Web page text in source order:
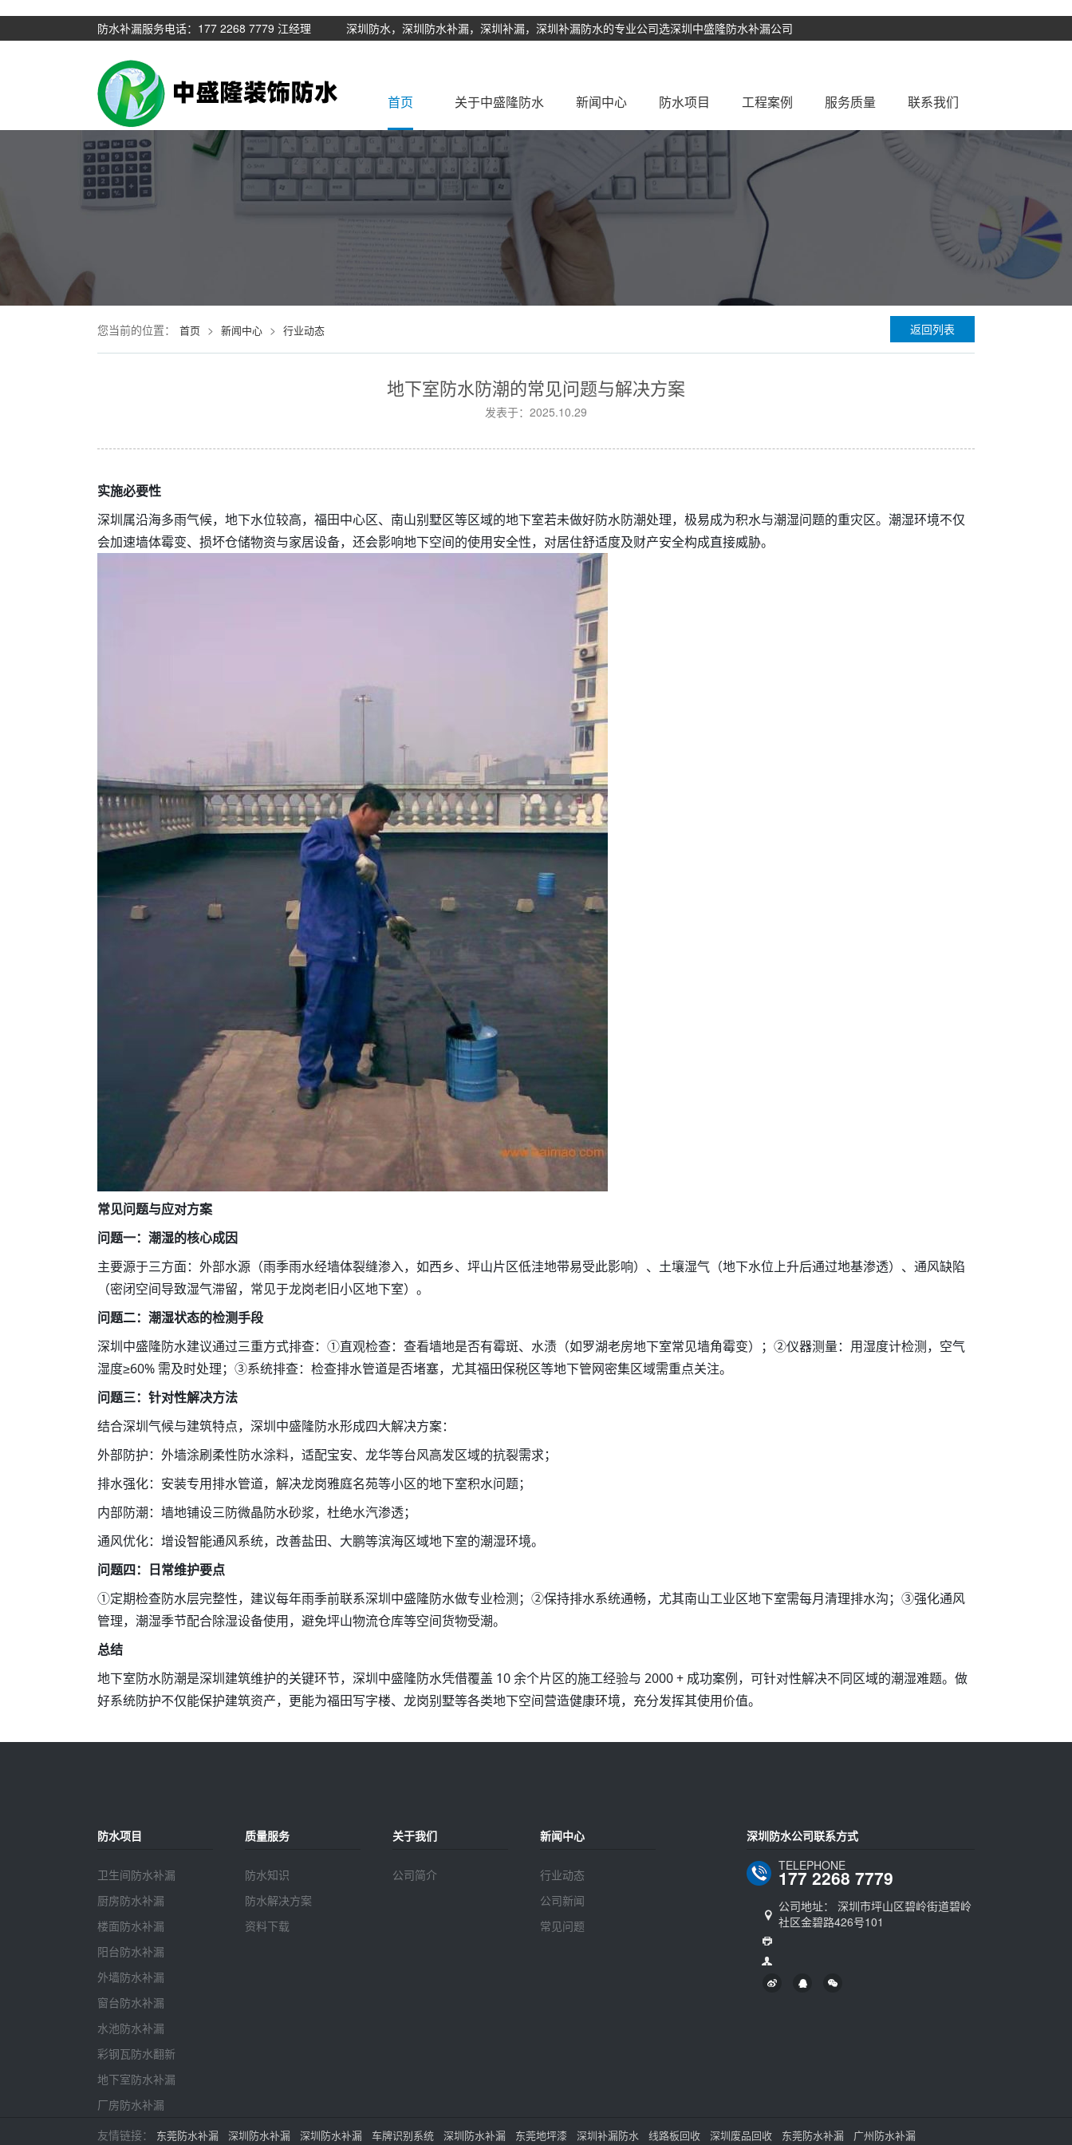
防水补漏服务电话：177 2268 7779 江经理 深圳防水，深圳防水补漏，深圳补漏，深圳补漏防水的专业公司选深圳中盛隆防水补漏公司
首页 关于中盛隆防水
公司简介
新闻中心
行业动态
防水项目
卫生间防水补漏 厨房防水补漏 楼面防水补漏 阳台防水补漏
外墙防水补漏 窗台防水补漏 彩钢瓦防水翻新
厂房防水补漏
工程案例
防水补漏案例
服务质量
防水知识 防水解决方案
联系我们
返回列表
您当前的位置： 首页 > 新闻中心 > 行业动态
地下室防水防潮的常见问题与解决方案
发表于：2025.10.29
实施必要性
深圳属沿海多雨气候，地下水位较高，福田中心区、南山别墅区等区域的地下室若未做好防水防潮处理，极易成为积水与潮湿问题的重灾区。潮湿环境不仅
会加速墙体霉变、损坏仓储物资与家居设备，还会影响地下空间的使用安全性，对居住舒适度及财产安全构成直接威胁。
常见问题与应对方案
问题一：潮湿的核心成因
主要源于三方面：外部水源（雨季雨水经墙体裂缝渗入，如西乡、坪山片区低洼地带易受此影响）、土壤湿气（地下水位上升后通过地基渗透）、通风缺陷
（密闭空间导致湿气滞留，常见于龙岗老旧小区地下室）。
问题二：潮湿状态的检测手段
深圳中盛隆防水建议通过三重方式排查：①直观检查：查看墙地是否有霉斑、水渍（如罗湖老房地下室常见墙角霉变）；②仪器测量：用湿度计检测，空气
湿度≥60% 需及时处理；③系统排查：检查排水管道是否堵塞，尤其福田保税区等地下管网密集区域需重点关注。
问题三：针对性解决方法
结合深圳气候与建筑特点，深圳中盛隆防水形成四大解决方案：
外部防护：外墙涂刷柔性防水涂料，适配宝安、龙华等台风高发区域的抗裂需求；
排水强化：安装专用排水管道，解决龙岗雅庭名苑等小区的地下室积水问题；
内部防潮：墙地铺设三防微晶防水砂浆，杜绝水汽渗透；
通风优化：增设智能通风系统，改善盐田、大鹏等滨海区域地下室的潮湿环境。
问题四：日常维护要点
①定期检查防水层完整性，建议每年雨季前联系深圳中盛隆防水做专业检测；②保持排水系统通畅，尤其南山工业区地下室需每月清理排水沟；③强化通风
管理，潮湿季节配合除湿设备使用，避免坪山物流仓库等空间货物受潮。
总结
地下室防水防潮是深圳建筑维护的关键环节，深圳中盛隆防水凭借覆盖 10 余个片区的施工经验与 2000 + 成功案例，可针对性解决不同区域的潮湿难题。做
好系统防护不仅能保护建筑资产，更能为福田写字楼、龙岗别墅等各类地下空间营造健康环境，充分发挥其使用价值。
防水项目
卫生间防水补漏
厨房防水补漏
楼面防水补漏
阳台防水补漏
外墙防水补漏
窗台防水补漏
水池防水补漏
彩钢瓦防水翻新
地下室防水补漏
厂房防水补漏
质量服务
防水知识
防水解决方案
资料下载
关于我们
公司简介
新闻中心
行业动态
公司新闻
常见问题
深圳防水公司联系方式
TELEPHONE
177 2268 7779
公司地址： 深圳市坪山区碧岭街道碧岭
社区金碧路426号101
友情链接： 东莞防水补漏 深圳防水补漏 深圳防水补漏 车牌识别系统 深圳防水补漏 东莞地坪漆 深圳补漏防水 线路板回收 深圳废品回收 东莞防水补漏 广州防水补漏